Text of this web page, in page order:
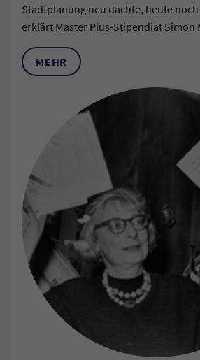
Stadtplanung neu dachte, heute
erklärt Master Plus-Stipendiat Simon
MEHR